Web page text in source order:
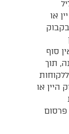
או
סוף
תוך
היין או